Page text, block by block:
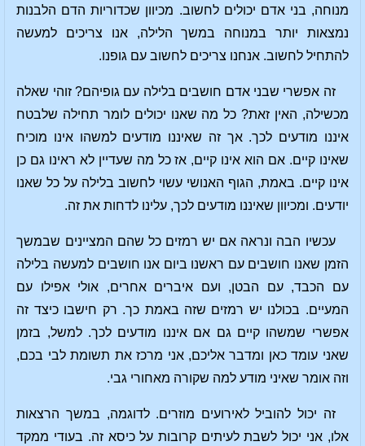
מנוחה, בני אדם יכולים לחשוב. מכיוון שכדוריות הדם הלבנות
נמצאות יותר במנוחה במשך הלילה, אנו צריכים למעשה
להתחיל לחשוב. אנחנו צריכים לחשוב עם גופנו.
זה אפשרי שבני אדם חושבים בלילה עם גופיהם? זוהי שאלה
מכשילה, האין זאת? כל מה שאנו יכולים לומר תחילה שלבטח
איננו מודעים לכך. אך זה שאיננו מודעים למשהו אינו מוכיח
שאינו קיים. אם הוא אינו קיים, אז כל מה שעדיין לא ראינו גם כן
אינו קיים. באמת, הגוף האנושי עשוי לחשוב בלילה על כל שאנו
יודעים. ומכיוון שאיננו מודעים לכך, עלינו לדחות את זה.
עכשיו הבה ונראה אם יש רמזים כל שהם המציינים שבמשך
הזמן שאנו חושבים עם ראשנו ביום אנו חושבים למעשה בלילה
עם הכבד, עם הבטן, ועם איברים אחרים, אולי אפילו עם
המעיים. בכולנו יש רמזים שזה באמת כך. רק חישבו כיצד זה
אפשרי שמשהו קיים גם אם איננו מודעים לכך. למשל, בזמן
שאני עומד כאן ומדבר אליכם, אני מרכז את תשומת לבי בכם,
וזה אומר שאיני מודע למה שקורה מאחורי גבי.
זה יכול להוביל לאירועים מוזרים. לדוגמה, במשך הרצאות
אלו, אני יכול לשבת לעיתים קרובות על כיסא זה. בעודי ממקד